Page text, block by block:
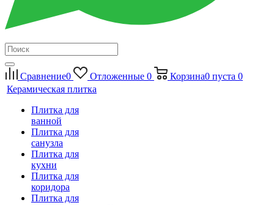
Сравнение0 Отложенные 0 Корзина0 пуста 0
Керамическая плитка
Плитка для
ванной
Плитка для
санузла
Плитка для
кухни
Плитка для
коридора
Плитка для